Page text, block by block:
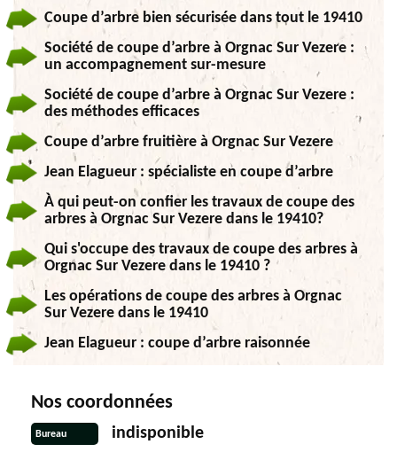
Coupe d’arbre bien sécurisée dans tout le 19410
Société de coupe d’arbre à Orgnac Sur Vezere :
un accompagnement sur-mesure
Société de coupe d’arbre à Orgnac Sur Vezere :
des méthodes efficaces
Coupe d’arbre fruitière à Orgnac Sur Vezere
Jean Elagueur : spécialiste en coupe d’arbre
À qui peut-on confier les travaux de coupe des
arbres à Orgnac Sur Vezere dans le 19410?
Qui s'occupe des travaux de coupe des arbres à
Orgnac Sur Vezere dans le 19410 ?
Les opérations de coupe des arbres à Orgnac
Sur Vezere dans le 19410
Jean Elagueur : coupe d’arbre raisonnée
Nos coordonnées
Bureau indisponible